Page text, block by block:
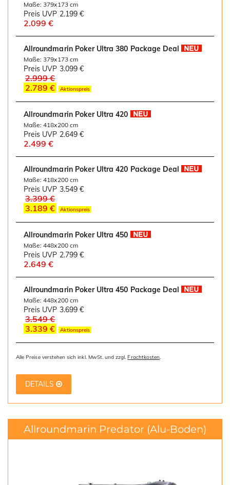
Maße: 379x173 cm
Preis UVP 2.199 €
2.099 €
Allroundmarin Poker Ultra 380 Package Deal
Maße: 379x173 cm
Preis UVP 3.099 €
2.999 €
2.789 €
Aktionspreis
Allroundmarin Poker Ultra 420
Maße: 418x200 cm
Preis UVP 2.649 €
2.499 €
Allroundmarin Poker Ultra 420 Package Deal
Maße: 418x200 cm
Preis UVP 3.549 €
3.399 €
3.189 €
Aktionspreis
Allroundmarin Poker Ultra 450
Maße: 448x200 cm
Preis UVP 2.799 €
2.649 €
Allroundmarin Poker Ultra 450 Package Deal
Maße: 448x200 cm
Preis UVP 3.699 €
3.549 €
3.339 €
Aktionspreis
Alle Preise verstehen sich inkl. MwSt. und zzgl.Frachtkosten.
DETAILS
Allroundmarin Predator (Alu-Boden)